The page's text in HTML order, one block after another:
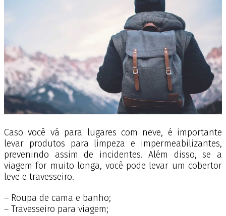
Caso você vá para lugares com neve, é importante
levar produtos para limpeza e impermeabilizantes,
prevenindo assim de incidentes. Além disso, se a
viagem for muito longa, você pode levar um cobertor
leve e travesseiro.
– Roupa de cama e banho;
– Travesseiro para viagem;